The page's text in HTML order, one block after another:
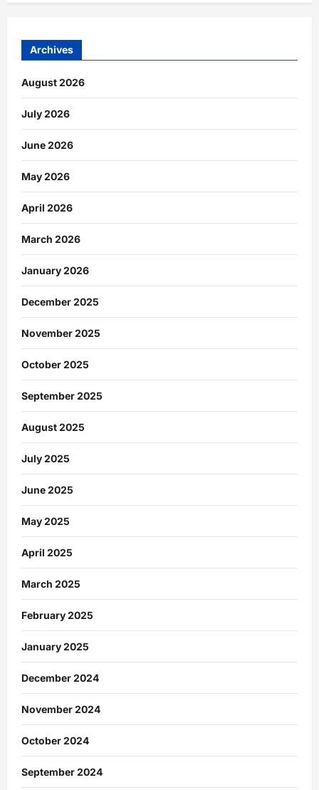
Archives
August 2026
July 2026
June 2026
May 2026
April 2026
March 2026
January 2026
December 2025
November 2025
October 2025
September 2025
August 2025
July 2025
June 2025
May 2025
April 2025
March 2025
February 2025
January 2025
December 2024
November 2024
October 2024
September 2024